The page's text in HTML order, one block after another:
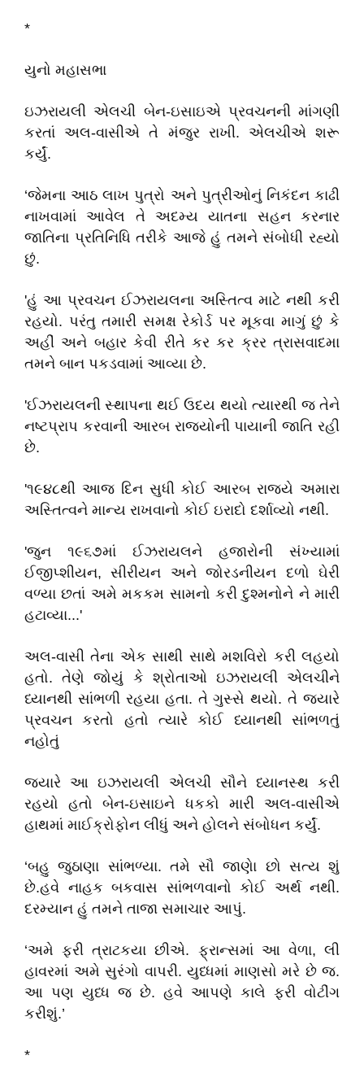
*
યુનો મહાસભા
ઇઝરાયલી એલચી બેન-ઇસાઇએ પ્રવચનની માંગણી
કરતાં અલ-વાસીએ તે મંજુર રાખી. એલચીએ શરૂ
કર્યું.
‘જેમના આઠ લાખ પુત્રો અને પુત્રીઓનું નિકંદન કાઢી
નાખવામાં આવેલ તે અદમ્ય યાતના સહન કરનાર
જાતિના પ્રતિનિધિ તરીકે આજે હું તમને સંબોધી રહ્યો
છું.
'હું આ પ્રવચન ઈઝરાયલના અસ્તિત્વ માટે નથી કરી
રહયો. પરંતુ તમારી સમક્ષ રેકોર્ડ પર મૂકવા માગું છું કે
અહીં અને બહાર કેવી રીતે કર કર ક્રર ત્રાસવાદમા
તમને બાન પકડવામાં આવ્યા છે.
'ઈઝરાયલની સ્થાપના થઈ ઉદય થયો ત્યારથી જ તેને
નષ્ટપ્રાપ કરવાની આરબ રાજ્યોની પાયાની જાતિ રહી
છે.
'૧૯૪૮થી આજ દિન સુધી કોઈ આરબ રાજ્યે અમારા
અસ્તિત્વને માન્ય રાખવાનો કોઈ ઇરાદો દર્શાવ્યો નથી.
'જુન ૧૯૬૭માં ઈઝરાયલને હજારોની સંખ્યામાં
ઈજીપ્શીયન, સીરીયન અને જોરડનીયન દળો ઘેરી
વળ્યા છતાં અમે મકકમ સામનો કરી દુશ્મનોને ને મારી
હટાવ્યા...'
અલ-વાસી તેના એક સાથી સાથે મશવિરો કરી લહયો
હતો. તેણે જોયું કે શ્રોતાઓ ઇઝરાયલી એલચીને
ધ્યાનથી સાંભળી રહયા હતા. તે ગુસ્સે થયો. તે જ્યારે
પ્રવચન કરતો હતો ત્યારે કોઈ ધ્યાનથી સાંભળતું
નહોતું
જયારે આ ઇઝરાયલી એલચી સૌને ધ્યાનસ્થ કરી
રહયો હતો બેન-ઇસાઇને ધકકો મારી અલ-વાસીએ
હાથમાં માઈક્રોફોન લીધું અને હોલને સંબોધન કર્યું.
‘બહુ જુઠાણા સાંભળ્યા. તમે સૌ જાણેા છો સત્ય શું
છે.હવે નાહક બકવાસ સાંભળવાનો કોઈ અર્થ નથી.
દરમ્યાન હું તમને તાજા સમાચાર આપું.
‘અમે ફરી ત્રાટકયા છીએ. ફ્રાન્સમાં આ વેળા, લી
હાવરમાં અમે સુરંગો વાપરી. યુધ્ધમાં માણસો મરે છે જ.
આ પણ યુધ્ધ જ છે. હવે આપણે કાલે ફરી વોટીંગ
કરીશું.’
*